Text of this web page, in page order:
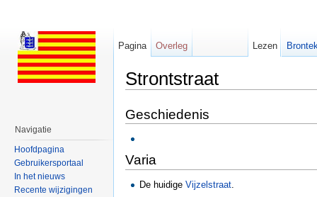
Strontstraat
Geschiedenis
Varia
De huidigeVijzelstraat.
Pagina Overleg Lezen
Navigatie
Hoofdpagina
Gebruikersportaal
In het nieuws
Recente wijzigingen